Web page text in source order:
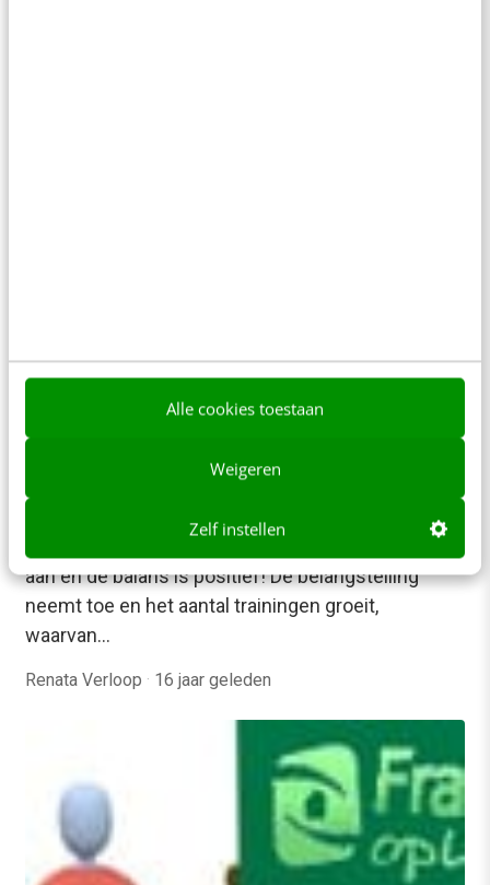
Alle cookies toestaan
Weigeren
Zelf instellen
Wat verwacht jij van Frankwatching
aan en de balans is positief! De belangstelling
neemt toe en het aantal trainingen groeit,
waarvan…
Renata Verloop · 16 jaar geleden